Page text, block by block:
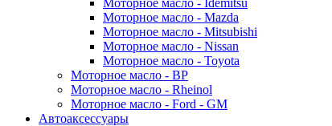
Моторное масло - Idemitsu
Моторное масло - Mazda
Моторное масло - Mitsubishi
Моторное масло - Nissan
Моторное масло - Toyota
Моторное масло - BP
Моторное масло - Rheinol
Моторное масло - Ford - GM
Автоаксессуары